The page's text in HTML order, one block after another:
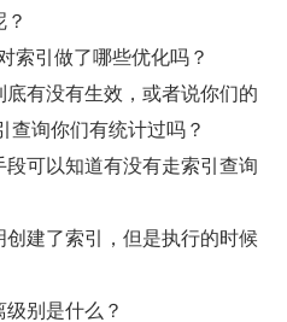
索引做了哪些优化吗？
有没有生效，或者说你们的
查询你们有统计过吗？
可以知道有没有走索引查询
建了索引，但是执行的时候
别是什么？